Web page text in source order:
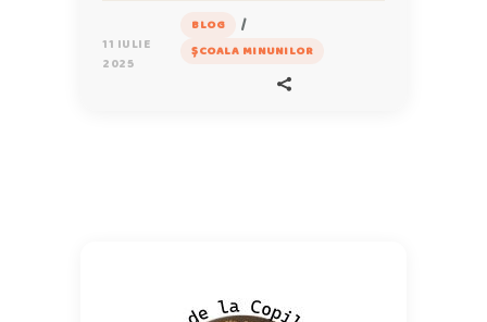
11 IULIE
2025
BLOG /
ȘCOALA MINUNILOR